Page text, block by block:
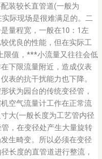
装较长直管道(一般为
际现场是很难满足的。二
量程宽，一般在10：1左
优良的性能，但在实际工
限值，***小流量又往往会低
下限流量附近，造成仪表
表的抗干扰能力也下降。
状为园台的传统变径管，
空气流量计工作在正常流
大(一般长度为工艺管内径
，在变径处产生大量旋转
生畸变。所以必须在变径
长度的直管道进行整流，